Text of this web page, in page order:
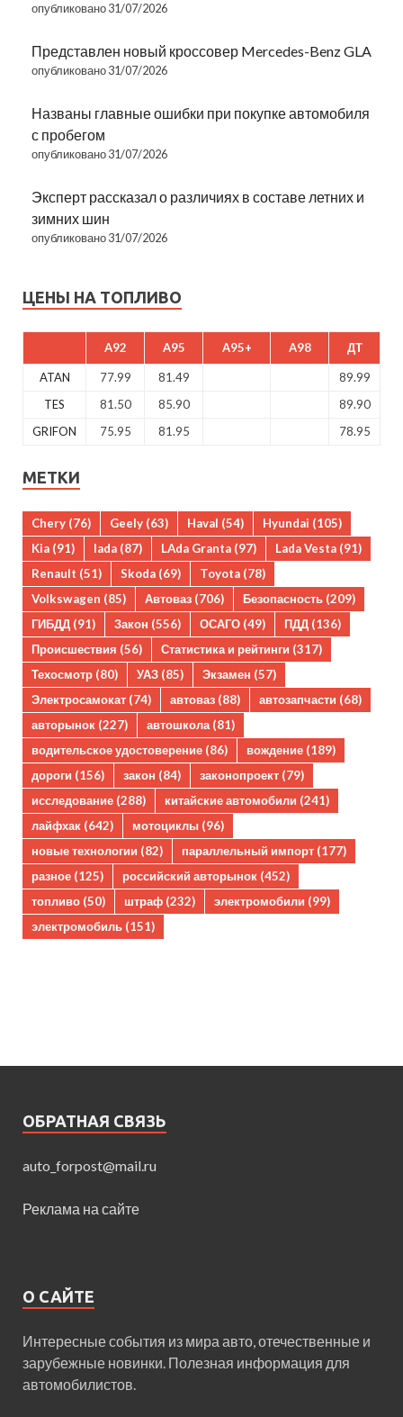
опубликовано 31/07/2026
Представлен новый кроссовер Mercedes-Benz GLA
опубликовано 31/07/2026
Названы главные ошибки при покупке автомобиля
с пробегом
опубликовано 31/07/2026
Эксперт рассказал о различиях в составе летних и
зимних шин
опубликовано 31/07/2026
ЦЕНЫ НА ТОПЛИВО
A92 A95 A95+ A98 ДТ
ATAN 77.99 81.49
89.99
TES
81.50 85.90
89.90
GRIFON
75.95 81.95 78.95
МЕТКИ
Chery (76) Geely (63) Haval (54) Hyundai (105)
Kia (91) lada (87) LAda Granta (97) Lada Vesta (91)
Renault (51) Skoda (69) Toyota (78)
Volkswagen (85) Автоваз (706) Безопасность (209)
ГИБДД (91) Закон (556) ОСАГО (49) ПДД (136)
Происшествия (56) Статистика и рейтинги (317)
Техосмотр (80) УАЗ (85) Экзамен (57)
Электросамокат (74) автоваз (88) автозапчасти (68)
авторынок (227) автошкола(81)
водительское удостоверение (86) вождение (189)
дороги (156) закон (84) законопроект (79)
исследование (288) китайские автомобили (241)
лайфхак (642) мотоциклы (96)
новые технологии (82) параллельный импорт (177)
разное (125) российский авторынок (452)
топливо (50) штраф (232) электромобили (99)
электромобиль (151)
ОБРАТНАЯ СВЯЗЬ
auto_forpost@mail.ru
Реклама на сайте
О САЙТЕ
Интересные события из мира авто, отечественные и
зарубежные новинки. Полезная информация для
автомобилистов.